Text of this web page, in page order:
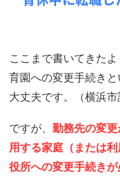
ここまで書いてきた
育園への変更手続き
大丈夫です。（横浜市
ですが、 勤務先の変
用する家庭（または
役所への変更手続き